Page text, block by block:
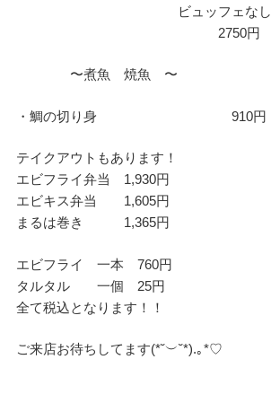
ビュッフェなし
2750円
〜煮魚 焼魚 〜
・鯛の切り身 910円
テイクアウトもあります！
エビフライ弁当 1,930円
エビキス弁当 1,605円
まるは巻き 1,365円
エビフライ 一本 760円
タルタル 一個 25円
全て税込となります！！
ご来店お待ちしてます(⁠*⁠˘⁠︶⁠˘⁠*⁠)⁠.⁠｡⁠*⁠♡